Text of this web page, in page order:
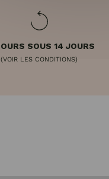
SOUS 14 JOURS
(VOIR LES CONDITIONS)